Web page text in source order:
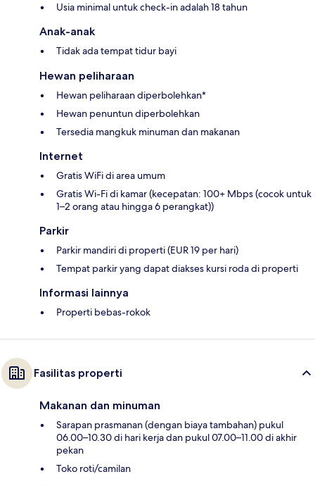
Usia minimal untuk check-in adalah 18 tahun
Anak-anak
Tidak ada tempat tidur bayi
Hewan peliharaan
Hewan peliharaan diperbolehkan*
Hewan penuntun diperbolehkan
Tersedia mangkuk minuman dan makanan
Internet
Gratis WiFi di area umum
Gratis Wi-Fi di kamar (kecepatan: 100+ Mbps (cocok untuk
1–2 orang atau hingga 6 perangkat))
Parkir
Parkir mandiri di properti (EUR 19 per hari)
Tempat parkir yang dapat diakses kursi roda di properti
Informasi lainnya
Properti bebas-rokok
Fasilitas properti
Makanan dan minuman
Sarapan prasmanan (dengan biaya tambahan) pukul
06.00–10.30 di hari kerja dan pukul 07.00–11.00 di akhir
pekan
Toko roti/camilan